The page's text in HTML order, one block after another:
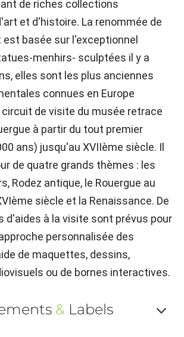
de riches collections
et d'histoire. La renommée de
basée sur l'exceptionnel
menhirs- sculptées il y a
elles sont les plus anciennes
connues en Europe
de visite du musée retrace
à partir du tout premier
ans) jusqu'au XVIIème siècle. Il
de quatre grands thèmes : les
Rodez antique, le Rouergue au
siècle et la Renaissance. De
d'aides à la visite sont prévus pour
personnalisée des
de maquettes, dessins,
ou de bornes interactives.
&Labels